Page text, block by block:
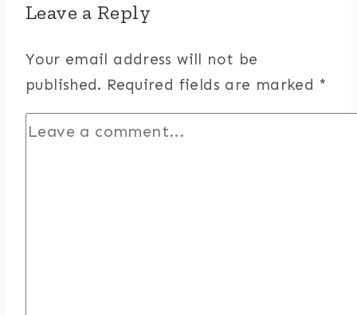
Leave a Reply
Your email address will not be
published. Required fields are marked *